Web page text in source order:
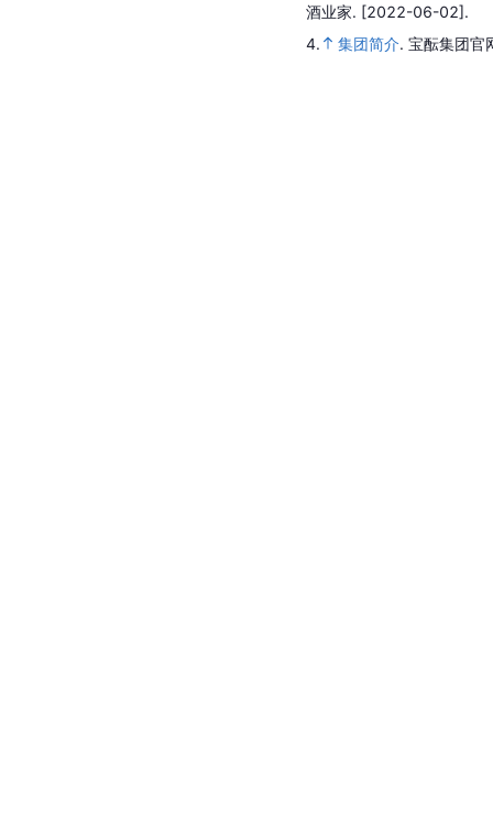
酒业家. [2022-06-02].
4.
集团简介. 宝酝集团官